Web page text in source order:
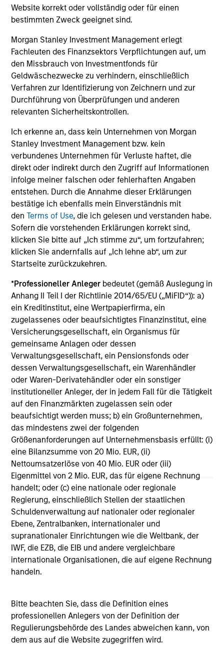
Website korrekt oder vollständig oder für einen
bestimmten Zweck geeignet sind.
Morgan Stanley Investment Management erlegt
Fachleuten des Finanzsektors Verpflichtungen auf, um
den Missbrauch von Investmentfonds für
Geldwäschezwecke zu verhindern, einschließlich
Verfahren zur Identifizierung von Zeichnern und zur
Durchführung von Überprüfungen und anderen
relevanten Sicherheitskontrollen.
Ich erkenne an, dass kein Unternehmen von Morgan
Stanley Investment Management bzw. kein
verbundenes Unternehmen für Verluste haftet, die
direkt oder indirekt durch den Zugriff auf Informationen
infolge meiner falschen oder fehlerhaften Angaben
entstehen. Durch die Annahme dieser Erklärungen
bestätige ich ebenfalls mein Einverständnis mit
denTerms of Use, die ich gelesen und verstanden habe.
Sofern die vorstehenden Erklärungen korrekt sind,
klicken Sie bitte auf „Ich stimme zu“, um fortzufahren;
klicken Sie andernfalls auf „Ich lehne ab“, um zur
Startseite zurückzukehren.
*Professioneller Anleger bedeutet (gemäß Auslegung in
Anhang II Teil I der Richtlinie 2014/65/EU („MiFID“)): a)
ein Kreditinstitut, eine Wertpapierfirma, ein
zugelassenes oder beaufsichtigtes Finanzinstitut, eine
Versicherungsgesellschaft, ein Organismus für
gemeinsame Anlagen oder dessen
Verwaltungsgesellschaft, ein Pensionsfonds oder
dessen Verwaltungsgesellschaft, ein Warenhändler
oder Waren-Derivatehändler oder ein sonstiger
institutioneller Anleger, der in jedem Fall für die Tätigkeit
auf den Finanzmärkten zugelassen sein oder
beaufsichtigt werden muss; b) ein Großunternehmen,
das mindestens zwei der folgenden
Größenanforderungen auf Unternehmensbasis erfüllt: (i)
eine Bilanzsumme von 20 Mio. EUR, (ii)
Nettoumsatzerlöse von 40 Mio. EUR oder (iii)
Eigenmittel von 2 Mio. EUR, das für eigene Rechnung
handelt; oder (c) eine nationale oder regionale
Regierung, einschließlich Stellen der staatlichen
Schuldenverwaltung auf nationaler oder regionaler
Ebene, Zentralbanken, internationaler und
supranationaler Einrichtungen wie die Weltbank, der
IWF, die EZB, die EIB und andere vergleichbare
internationale Organisationen, die auf eigene Rechnung
handeln.
Bitte beachten Sie, dass die Definition eines
professionellen Anlegers von der Definition der
Regulierungsbehörde des Landes abweichen kann, von
dem aus auf die Website zugegriffen wird.
und der Rücknahme von Anteilen anfallen, werden nicht
berücksichtigt. Alle Performance- und Index-Daten
stammen von Morgan Stanley Investment Management
Der Wert der Anlagen und der mit ihnen erzielten Erträge
können sowohl steigen als auch fallen. Es ist daher
möglich, dass Anleger das ursprünglich investierte Kapital
nicht in voller Höhe zurückerhalten.
Die Performance versteht sich nach Abzug der Gebühren.
Die Angaben zur Performance des laufenden Jahres sind
nicht annualisiert. Die Performance von anderen
Sie sich bitte gründlich mit den Anlagezielen und -risiken
sowie den Kosten und Gebühren des Fonds auseinander,
bevor Sie eine Anlageentscheidung treffen.
Der Einsatz von Fremdkapital erhöht die Risiken, so dass
eine relativ kleine Bewegung im Wert einer Anlage zu einer
unverhältnismäßig großen Bewegung, sowohl im negativen
als auch im positiven Sinne, im Wert dieser Anlage und
damit auch im Wert des Fonds führen kann.
Die auf dieser Webseite verfügbaren Unterlagen beziehen
sich auf mehrere Teilfonds der Morgan Stanley Investment
Management Funds-Reihe. Bitte beachten Sie, dass nicht
alle Teilfonds in allen Ländern verfügbar sind und Teilfonds
nicht für Personen mit Wohnsitz in Ländern verfügbar sind,
den jeweils geltenden Gesetzen oder Vorschriften
zuwiderlaufen würde.
Je höher die Kategorie (1-7), desto höher ist der mögliche
Ertrag, aber auch das Risiko, den ursprünglich angelegten
Betrag zu verlieren. Kategorie 1 bedeutet nicht, dass es sich
um eine risikofreie Anlage handelt. Bitte beachten Sie die
BasisInformationsBlatt („BIB“) des Fonds unter Ressourcen,
die Risikoeinstufungen und -hinweise für die einzelnen
Anlageklassen enthalten.
DasMorningstar Rating™(Sterne-Rating) für Fonds wird
für Vermögensverwaltungsprodukte (wie Investmentfonds,
Variable-Annuity- und Variable-Life-Unterkonten (variable
Renten- und Lebensversicherung), börsennotierte Fonds,
geschlossene Fonds und separate Konten) berechnet, die
seit mindestens drei Jahren existieren. Börsennotierte
Fonds und offene Investmentfonds werden zu
Vergleichszwecken zu einer Kategorie zusammengefasst.
Das Rating wird anhand der Morningstar Risk-Adjusted
Return (MRAR) berechnet, eine Kennzahl, die die
Schwankungen der monatlichen Überschussrendite eines
verwalteten Produkts berücksichtigt. Dabei wird
besonderes Gewicht auf die negativen
Performanceschwankungen und eine beständige
Wertentwicklung gelegt. Die besten 10% der Produkte in
jeder Kategorie erhalten 5 Sterne, die nächsten 22,5% 4
Sterne, die nächsten 35% 3 Sterne, die nächsten 22,5% 2
Sterne und die unteren 10% 1 Stern. Das Morningstar-
Gesamtrating für ein verwaltetes Produkt ergibt sich aus
dem gewichteten Durchschnitt der Morningstar-Ratings
Rating/40% Drei-Jahres-Rating für Gesamtrenditen von 60–
119 Monaten und 50% Zehn-Jahres-Rating/30% Fünf-
Jahres-Rating/20% Drei-Jahres-Rating für Gesamtrenditen
von mindestens 120 Monaten. Zwar scheint die Formel für
das Zehn-Jahres-Gesamtrating den Zehn-Jahres-Zeitraum